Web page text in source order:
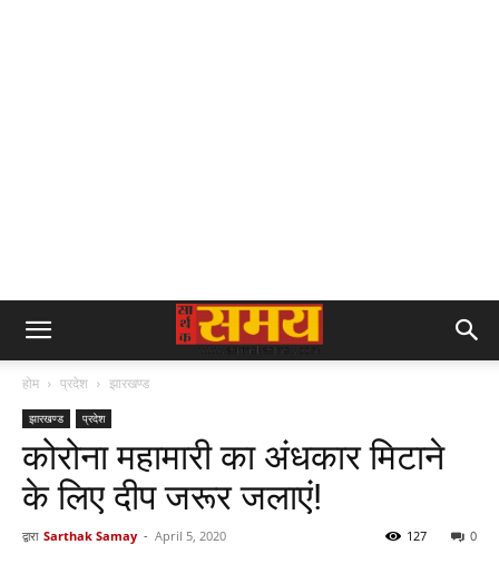
होम प्रदेश झारखण्ड
झारखण्ड प्रदेश
कोरोना महामारी का अंधकार मिटाने
के लिए दीप जरूर जलाएं!
द्वारा Sarthak Samay - April 5, 2020 0
127